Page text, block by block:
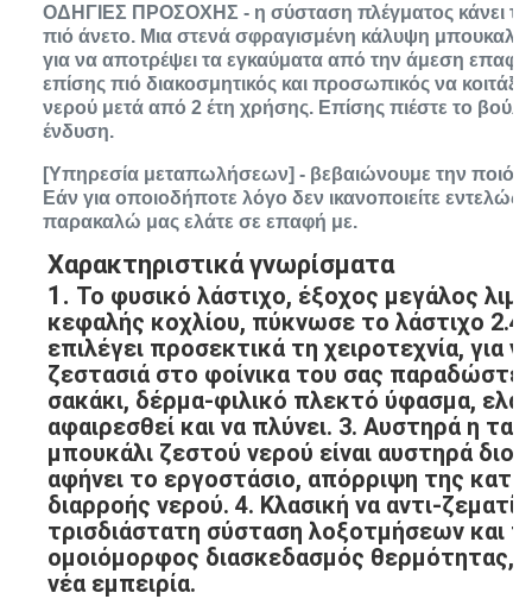
ΟΔΗΓΙΕΣ ΠΡΟΣΟΧΗΣ - η σύσταση πλέγματος κάνει το
πιό άνετο. Μια στενά σφραγισμένη κάλυψη
για να αποτρέψει τα εγκαύματα από την άμεση
επίσης πιό διακοσμητικός και προσωπικός να
νερού μετά από 2 έτη χρήσης. Επίσης πιέστε το
ένδυση.
[Υπηρεσία μεταπωλήσεων] - βεβαιώνουμε την
Εάν για οποιοδήποτε λόγο δεν ικανοποιείτε
παρακαλώ μας ελάτε σε επαφή με.
Χαρακτηριστικά γνωρίσματα
1. Το φυσικό λάστιχο, έξοχος μεγάλος
κεφαλής κοχλίου, πύκνωσε το λάστιχο
επιλέγει προσεκτικά τη χειροτεχνία, για
ζεστασιά στο φοίνικα του σας
σακάκι, δέρμα-φιλικό πλεκτό ύφασμα,
αφαιρεσθεί και να πλύνει. 3. Αυστηρά η
μπουκάλι ζεστού νερού είναι αυστηρά
αφήνει το εργοστάσιο, απόρριψη της
διαρροής νερού. 4. Κλασική να αντι-
τρισδιάστατη σύσταση λοξοτμήσεων και
ομοιόμορφος διασκεδασμός θερμότητας,
νέα εμπειρία.